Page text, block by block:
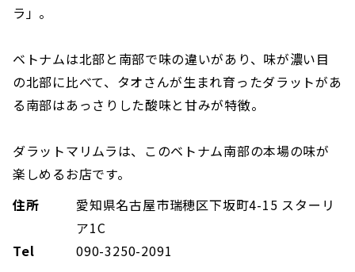
ラ」。
ベトナムは北部と南部で味の違いがあり、味が濃い目
の北部に比べて、タオさんが生まれ育ったダラットがあ
る南部はあっさりした酸味と甘みが特徴。
ダラットマリムラは、このベトナム南部の本場の味が
楽しめるお店です。
住所
愛知県名古屋市瑞穂区下坂町4-15 スターリ
ア1C
Tel
090-3250-2091